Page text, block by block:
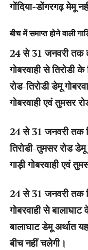
गोंदिया-डोंगरगढ़ मेमू
बीच में समाप्त होने वाली
24 से 31 जनवरी तक
गोबरवाही से तिरोडी
रोड-तिरोडी डेमू
गोबरवाही एवं तुमसर
24 से 31 जनवरी तक
तिरोडी-तुमसर रोड
गाड़ी गोबरवाही एवं
24 से 31 जनवरी तक
गोबरवाही से बालाघाट
बालाघाट डेमू अर्थात
बीच नहीं चलेगी।